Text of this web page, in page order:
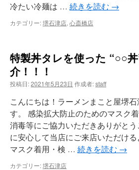
冷たい冷麺は … 続きを読む →
カテゴリー:堺石津店, 心斎橋店
特製丼タレを使った “○○
介！！！
投稿日:2021年5月23日 作成者:staff
こんにちは！ラーメンまこと屋堺
す。 感染拡大防止のためのマスク
消毒等にご協力いただきありがと
に安心して当店にご来店いただけ
マスク着用・検 … 続きを読む →
カテゴリー:堺石津店